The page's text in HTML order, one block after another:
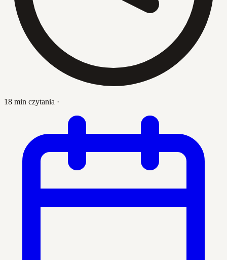
18 min czytania ·